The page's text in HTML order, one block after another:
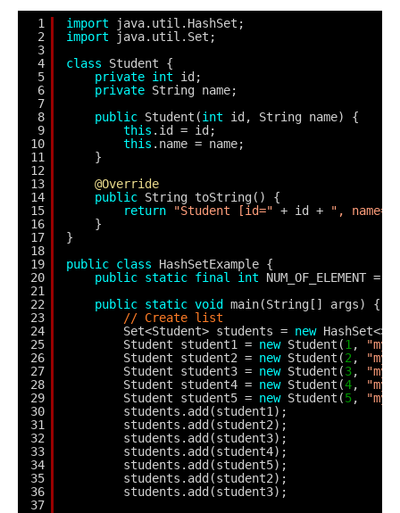
1
2
3
4
5
6
7
8
9
10
11
12
13
14
15
16
17
18
19
20
21
22
23
24
25
26
27
28
29
30
31
32
33
34
35
36
37
import
java.util.HashSet;
import
java.util.Set;
class
Student {
private int
id;
private String name;
public Student(int
id, String name) {
this .id = id;
this .name = name;
}
@Override
public String toString() {
return
"Student [id=" + id +
", name="
}
}
public class
HashSetExample {
public static final int NUM_OF_ELEMENT =
public static void
main(String[] args) {
// Create list
Set<Student> students = new
Student student1 = new Student(1 ,
Student student2 = new Student(2 ,
Student student3 = new Student(3,
Student student4 = new Student(4,
Student student5 = new Student(5,
students.add(student1);
students.add(student2);
students.add(student3);
students.add(student4);
students.add(student5);
students.add(student2);
students.add(student3);